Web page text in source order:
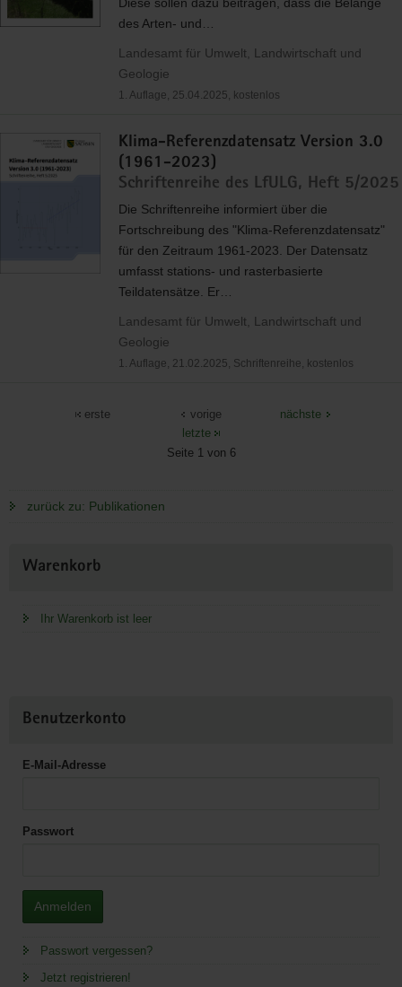
des Arten- und…
Landesamt für Umwelt, Landwirtschaft und
Geologie
1. Auflage, 25.04.2025, kostenlos
Klima-Referenzdatensatz Version 3.0
(1961-2023)
Schriftenreihe des LfULG, Heft 5/2025
Die Schriftenreihe informiert über die
Fortschreibung des "Klima-Referenzdatensatz"
für den Zeitraum 1961-2023. Der Datensatz
umfasst stations- und rasterbasierte
Teildatensätze. Er…
Landesamt für Umwelt, Landwirtschaft und
Geologie
1. Auflage, 21.02.2025, Schriftenreihe, kostenlos
erste vorige
Seite 1 von 6
nächste
letzte
zurück zu: Publikationen
Information
Warenkorb
Ihr Warenkorb ist leer
Benutzerkonto
E-Mail-Adresse
Passwort
Anmelden
Passwort vergessen?
Jetzt registrieren!